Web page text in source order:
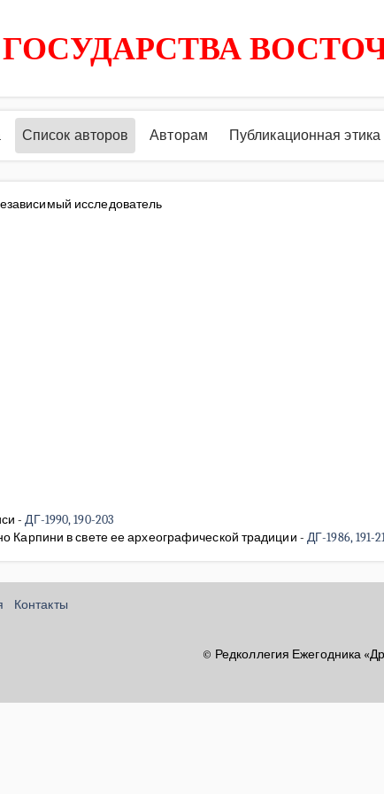
Список авторов Авторам Публикационная этика
исследователь
- ДГ-1990, 190-203
Карпини в свете ее археографической традиции - ДГ-1986, 191-
Контакты
© Редколлегия Ежегодника